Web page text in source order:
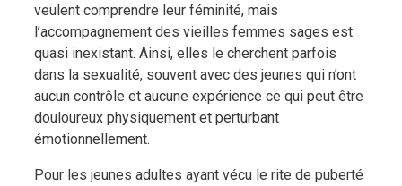
veulent comprendre leur féminité, mais
l’accompagnement des vieilles femmes sages est
quasi inexistant. Ainsi, elles le cherchent parfois
dans la sexualité, souvent avec des jeunes qui n’ont
aucun contrôle et aucune expérience ce qui peut être
douloureux physiquement et perturbant
émotionnellement.
Pour les jeunes adultes ayant vécu le rite de puberté